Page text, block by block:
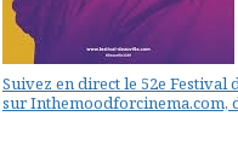
Suivez en direct le 52e
sur Inthemoodforcinema.com,